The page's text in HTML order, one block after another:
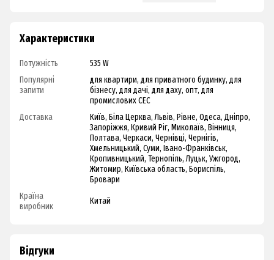
Характеристики
Потужність
535 W
Популярні
запити
для квартири, для приватного будинку, для
бізнесу, для дачі, для даху, опт, для
промислових СЕС
Доставка
Київ, Біла Церква, Львів, Рівне, Одеса, Дніпро,
Запоріжжя, Кривий Ріг, Миколаїв, Вінниця,
Полтава, Черкаси, Чернівці, Чернігів,
Хмельницький, Суми, Івано-Франківськ,
Кропивницький, Тернопіль, Луцьк, Ужгород,
Житомир, Київська область, Бориспіль,
Бровари
Країна
виробник
Китай
Відгуки